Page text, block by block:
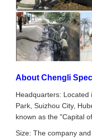
About Chengli
Headquarters: Located
Park, Suizhou City,
known as the "Capital
Size: The company